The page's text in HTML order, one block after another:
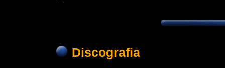
Discografia